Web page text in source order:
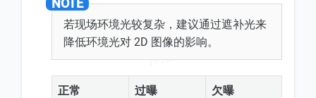
若现场环境光较复杂，建议通过遮补光来
降低环境光对 2D 图像的影响。
正常 过曝 欠曝